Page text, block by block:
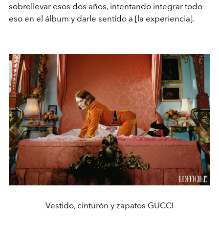
sobrellevar esos dos años, intentando integrar todo
eso en el álbum y darle sentido a [la experiencia].
Vestido, cinturón y zapatos GUCCI